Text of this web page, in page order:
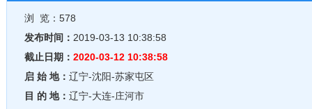
浏 览：578
发布时间： 2019-03-13 10:38:58
截止日期： 2020-03-12 10:38:58
启 始 地： 辽宁-沈阳-苏家屯区
目 的 地： 辽宁-大连-庄河市